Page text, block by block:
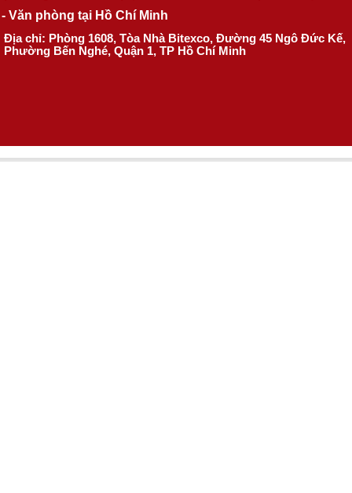
- Văn phòng tại Hồ Chí Minh
Địa chỉ: Phòng 1608, Tòa Nhà Bitexco, Đường 45 Ngô Đức Kế,
Phường Bến Nghé, Quận 1, TP Hồ Chí Minh